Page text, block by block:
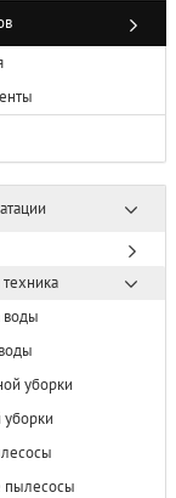
воды
уборки
пылесосы